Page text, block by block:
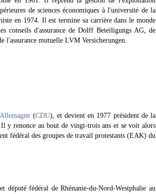
de sciences économiques à l'université de la
en 1974. Il est termine sa carrière dans le monde
conseils d'assurance de Dolff Beteiligungs AG, de
l'assurance mutuelle LVM Versicherungen.
(CDU), et devient en 1977 président de la
y renonce au bout de vingt-trois ans et se voit alors
fédéral des groupes de travail protestants (EAK) du
fédéral de Rhénanie-du-Nord-Westphalie au